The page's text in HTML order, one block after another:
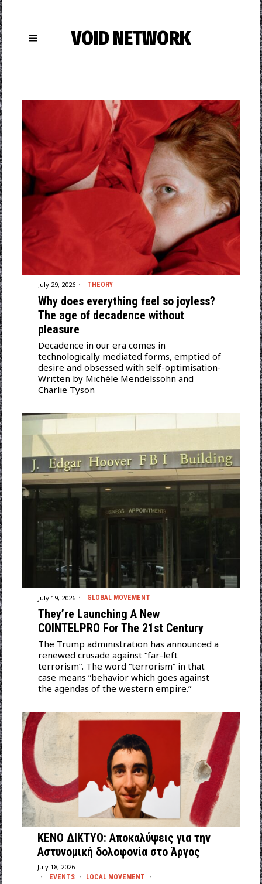
VOID NETWORK
July 29, 2026 THEORY
Why does everything feel so joyless?
Τhe age of decadence without
pleasure
Decadence in our era comes in
technologically mediated forms, emptied of
desire and obsessed with self-optimisation-
Written by Michèle Mendelssohn and
Charlie Tyson
July 19, 2026 GLOBAL MOVEMENT
They’re Launching A New
COINTELPRO For The 21st Century
The Trump administration has announced a
renewed crusade against “far-left
terrorism”. The word “terrorism” in that
case means “behavior which goes against
the agendas of the western empire.”
ΚΕΝΟ ΔΙΚΤΥΟ: Αποκαλύψεις για την
Αστυνομική δολοφονία στο Άργος
July 18, 2026
EVENTS · LOCAL MOVEMENT
·